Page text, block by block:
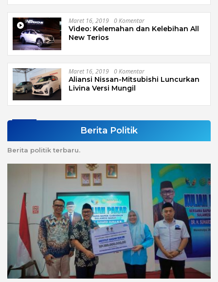
Maret 16, 2019 0 Komentar
Video: Kelemahan dan Kelebihan All
New Terios
Maret 16, 2019 0 Komentar
Aliansi Nissan-Mitsubishi Luncurkan
Livina Versi Mungil
Berita Politik
Berita politik terbaru.